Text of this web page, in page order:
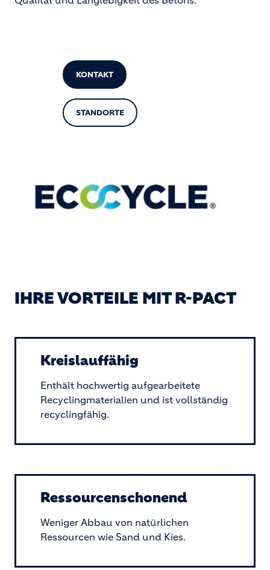
KONTAKT
STANDORTE
IHRE VORTEILE MIT R-PACT
Kreislauffähig
Enthält hochwertig aufgearbeitete
Recyclingmaterialien und ist vollständig
recyclingfähig.
Ressourcenschonend
Weniger Abbau von natürlichen
Ressourcen wie Sand und Kies.